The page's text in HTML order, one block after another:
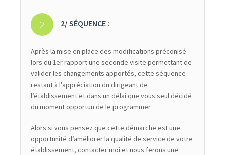
2/ SÉQUENCE :
Après la mise en place des modifications préconisé
lors du 1er rapport une seconde visite permettant de
valider les changements apportés, cette séquence
restant à l’appréciation du dirigeant de
l’établissement et dans un délai que vous seul décidé
du moment opportun de le programmer.
Alors si vous pensez que cette démarche est une
opportunité d’améliorer la qualité de service de votre
établissement, contacter moi et nous ferons une